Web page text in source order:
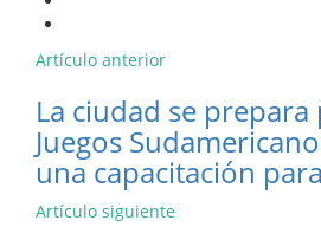
Artículo anterior
La ciudad se prepara
Juegos
una capacitación
Artículo siguiente